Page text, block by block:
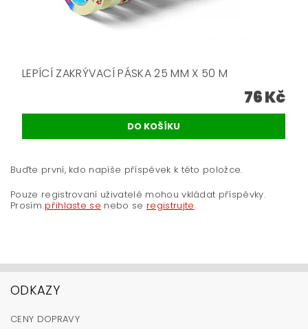
LEPÍCÍ ZAKRÝVACÍ PÁSKA 25 MM X 50 M
76 Kč
Buďte první, kdo napíše příspěvek k této položce.
Pouze registrovaní uživatelé mohou vkládat příspěvky.
Prosím přihlaste se nebo se registrujte.
ODKAZY
CENY DOPRAVY